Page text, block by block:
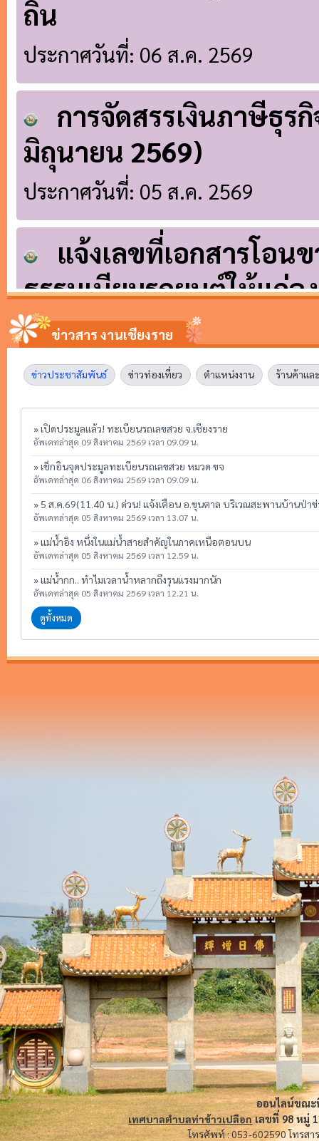
ข่าวสาร งานเชียงราย
ข่าวประชาสัมพันธ์ ข่าวท่องเที่ยว ตำแหน่งงาน ร้านค้าแล
» เปิดประมูลแล้ว! ทะเบียนรถเลขสวย จ.เชียงราย
อัพเดทล่าสุด 09 สิงหาคม 2569 เวลา 09.09 น.
» เช็กอินจุดประมูลทะเบียนรถเลขสวย หมวด ขจ
อัพเดทล่าสุด 06 สิงหาคม 2569 เวลา 09.09 น.
» 5 ส.ค.69(11.40 น.) ด่วน! แจ้งเตือน อ.ขุนตาล บริเวณสะพานบ้านป่า
อัพเดทล่าสุด 05 สิงหาคม 2569 เวลา 13.07 น.
» แม่น้ำอิง หนึ่งในแม่น้ำสายสำคัญในภาคเหนือตอนบน
อัพเดทล่าสุด 05 สิงหาคม 2569 เวลา 12.59 น.
» แม่น้ำกก.. ทำไมเวลาน้ำหลากถึงรุนแรงมากนัก
อัพเดทล่าสุด 05 สิงหาคม 2569 เวลา 12.21 น.
ดูทั้งหมด
ออนไลน์ขณะ
เทศบาลตำบลท่าข้าวเปลือกเลขที่ 98 หมู่
โทรศัพท์ : 053-602590 โทรสา